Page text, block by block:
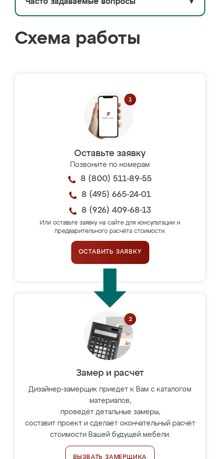
Часто задаваемые вопросы ▼
Схема работы
Оставьте заявку
Позвоните по номерам
8 (800) 511-89-55
8 (495) 665-24-01
8 (926) 409-68-13
Или оставьте заявку на сайте для консультации и
предварительного расчёта стоимости.
ОСТАВИТЬ ЗАЯВКУ
Замер и расчет
Дизайнер-замерщик приедет к Вам с каталогом
материалов,
проведёт детальные замеры,
составит проект и сделает окончательный расчёт
стоимости Вашей будущей мебели.
ВЫЗВАТЬ ЗАМЕРЩИКА